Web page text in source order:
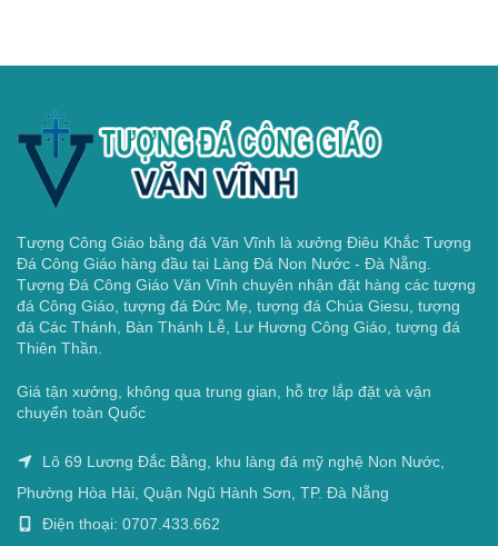
Tượng Công Giáo bằng đá Văn Vĩnh là xưởng Điêu Khắc Tượng
Đá Công Giáo hàng đầu tại Làng Đá Non Nước - Đà Nẵng.
Tượng Đá Công Giáo Văn Vĩnh chuyên nhận đặt hàng các tượng
đá Công Giáo, tượng đá Đức Mẹ, tượng đá Chúa Giesu, tượng
đá Các Thánh, Bàn Thánh Lễ, Lư Hương Công Giáo, tượng đá
Thiên Thần.
Giá tận xưởng, không qua trung gian, hỗ trợ lắp đặt và vận
chuyển toàn Quốc
Lô 69 Lương Đắc Bằng, khu làng đá mỹ nghệ Non Nước,
Phường Hòa Hải, Quận Ngũ Hành Sơn, TP. Đà Nẵng
Điện thoại: 0707.433.662